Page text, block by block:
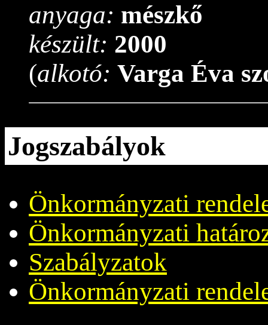
anyaga: mészkő
készült: 2000
(alkotó: Varga Éva
Jogszabályok
Önkormányzati
Önkormányzati
Szabályzatok
Önkormányzati